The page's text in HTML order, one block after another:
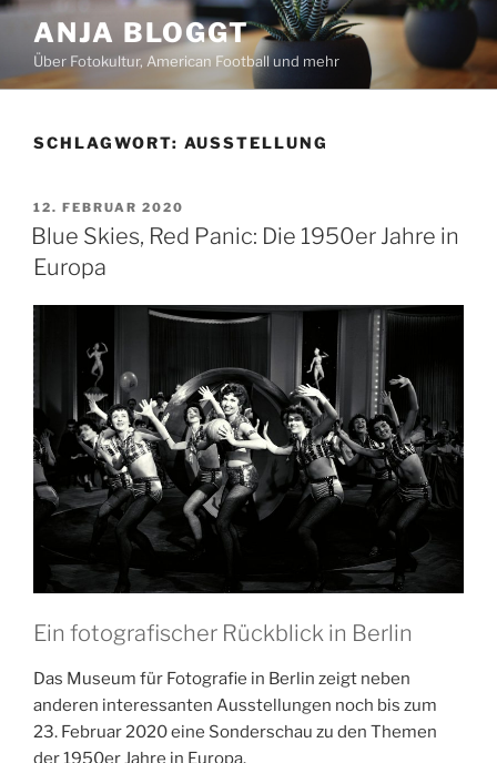
Zum
Inhalt
springen
ANJA BLOGGT
Über Fotokultur, American Football und mehr
SCHLAGWORT: AUSSTELLUNG
VERÖFFENTLICHT
AM
12. FEBRUAR 2020
Blue Skies, Red Panic: Die 1950er Jahre in
Europa
Ein fotografischer Rückblick in Berlin
Das Museum für Fotografie in Berlin zeigt neben
anderen interessanten Ausstellungen noch bis zum
23. Februar 2020 eine Sonderschau zu den Themen
der 1950er Jahre in Europa.